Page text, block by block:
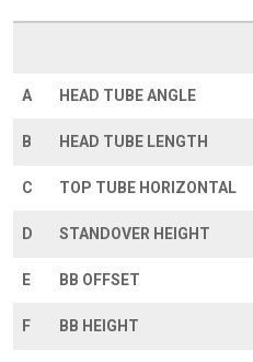
A HEAD TUBE ANGLE
B HEAD TUBE LENGTH
C TOP TUBE HORIZONTAL
D STANDOVER HEIGHT
E BB OFFSET
F BB HEIGHT